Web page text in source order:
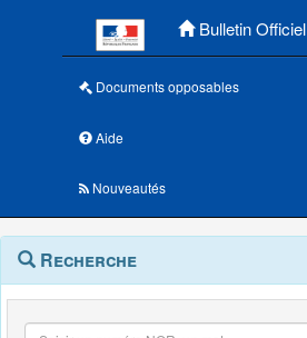
Bulletin Officiel
Documents opposables
Aide
Nouveautés
Navigation
outils
Menu
contextuel
Recherche